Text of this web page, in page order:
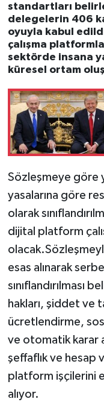
standartları
delegelerin 406
oyuyla kabul
çalışma
sektörde insana
küresel ortam
Sözleşmeye göre
yasalarına göre
olarak
dijital platform
esas alınarak
sınıflandırılması
hakları, şiddet ve
ücretlendirme,
ve otomatik karar
şeffaflık ve hesap
platform işçilerini
alıyor.